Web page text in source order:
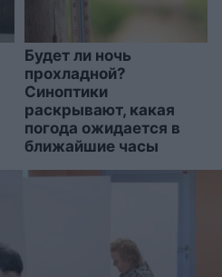
Будет ли ночь
прохладной?
Синоптики
раскрывают, какая
погода ожидается в
ближайшие часы